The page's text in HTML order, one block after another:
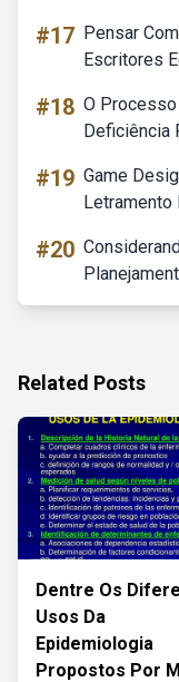
#17 Pensar
Escritores
#18 O
Deficiência
#19 Game
#20
Related Posts
Dentre Os
Usos Da
Epidemiologia
Propostos Por